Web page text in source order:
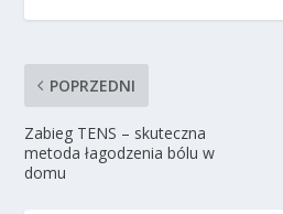
POPRZEDNI
Zabieg TENS – skuteczna
metoda łagodzenia bólu w
domu